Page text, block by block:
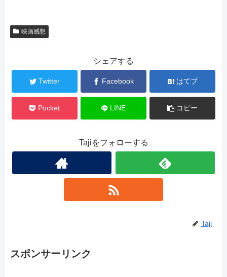
映画感想
シェアする
Twitter Facebook はてブ
Pocket LINE コピー
Tajiをフォローする
Taji
スポンサーリンク